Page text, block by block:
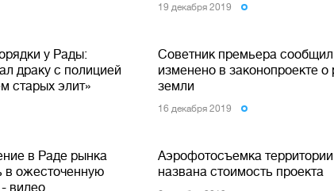
19 декабря 2019
у Рады:
драку с полицией
старых элит»
Советник премьера
изменено в законопроекте о
земли
16 декабря 2019
в Раде рынка
в ожесточенную
видео
Аэрофотосъемка
названа стоимость проекта